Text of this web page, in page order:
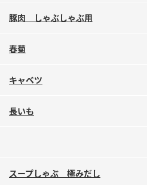
業務用サイト ミツカングループにつ
豚肉 しゃぶしゃぶ用
春菊
キャベツ
長いも
スープしゃぶ 極みだし